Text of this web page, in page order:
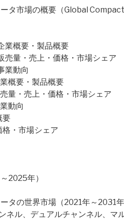
ータ市場の概要（Global
業概要・製品概要
量・売上・価格・市場シェア
業動向
概要・製品概要
量・売上・価格・市場シェア
動向
要
・市場シェア
2025年）
タの世界市場（2021年～2031年
ネル、デュアルチャンネル、マ